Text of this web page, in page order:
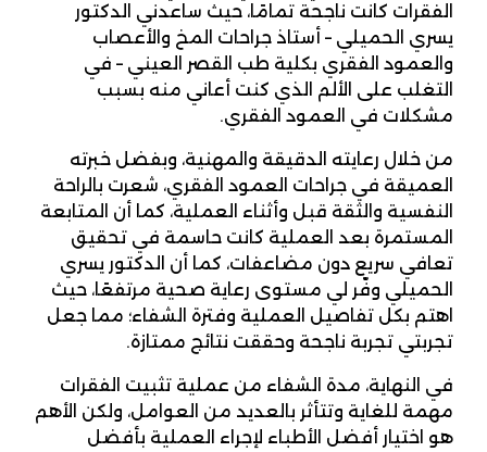
الفقرات كانت ناجحة تمامًا، حيث ساعدني الدكتور
يسري الحميلي – أستاذ جراحات المخ والأعصاب
والعمود الفقري بكلية طب القصر العيني – في
التغلب على الألم الذي كنت أعاني منه بسبب
مشكلات في العمود الفقري.
من خلال رعايته الدقيقة والمهنية، وبفضل خبرته
العميقة في جراحات العمود الفقري، شعرت بالراحة
النفسية والثقة قبل وأثناء العملية، كما أن المتابعة
المستمرة بعد العملية كانت حاسمة في تحقيق
تعافي سريع دون مضاعفات، كما أن الدكتور يسري
الحميلي وفّر لي مستوى رعاية صحية مرتفعًا، حيث
اهتم بكل تفاصيل العملية وفترة الشفاء؛ مما جعل
تجربتي تجربة ناجحة وحققت نتائج ممتازة.
في النهاية، مدة الشفاء من عملية تثبيت الفقرات
مهمة للغاية وتتأثر بالعديد من العوامل، ولكن الأهم
هو اختيار أفضل الأطباء لإجراء العملية بأفضل